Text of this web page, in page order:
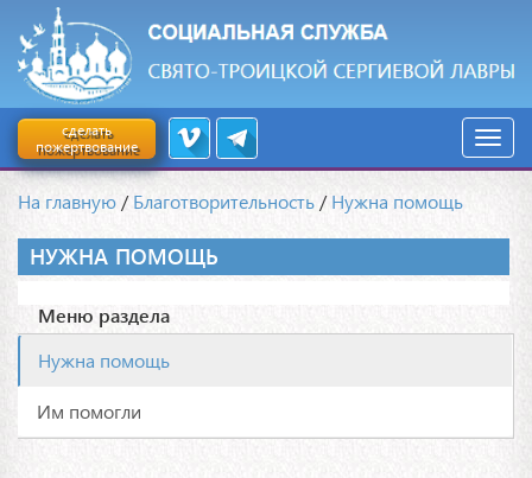
сделать
пожертвование
На главную /Благотворительность /Нужна помощь
НУЖНА ПОМОЩЬ
Меню раздела
Нужна помощь
Им помогли